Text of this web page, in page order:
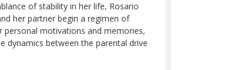
of stability in her life, Rosario
her partner begin a regimen of
personal motivations and memories,
dynamics between the parental drive